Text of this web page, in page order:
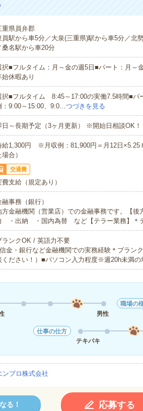
重県員弁郡
員駅から車5分／大泉(三重県)駅から車5分／北
桑名駅から車20分
択■フルタイム：月～金の週5日■パート：月～
始休暇あり
択■フルタイム 8:45～17:00の実働7.5時間■
：9:00～15:00、9:0…つづきを見る
日～長期予定（3ヶ月更新） ※開始日相談OK！
給1,300円 ※月収例：81,900円＝月12日×5.25
場合）
交通費
費支給（規定あり）
融事務（銀行）
方金融機関（営業店）での金融事務です。【
・出納 ・国内為替 など【テラー業務】＊
ランクOK / 英語力不要
金・銀行など金融機関での実務経験＊ブラン
ください！）■パソコン入力程度※週20h未満
男性
職場の
仕事の仕方
テキパキ
ンプロ株式会社
る！ 応募する